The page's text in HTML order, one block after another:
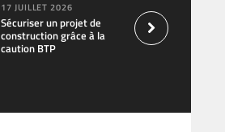
17 JUILLET 2026
Sécuriser un projet de
construction grâce à la
caution BTP